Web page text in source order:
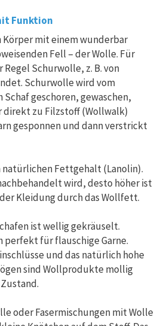
Funktion
Körper mit einem wunderbar
Fell – der Wolle. Für
Schurwolle, z. B. von
Schurwolle wird vom
geschoren, gewaschen,
zu Filzstoff (Wollwalk)
gesponnen und dann verstrickt
natürlichen Fettgehalt (Lanolin).
wird, desto höher ist
Kleidung durch das Wollfett.
ist wellig gekräuselt.
perfekt für flauschige Garne.
und das natürlich hohe
sind Wollprodukte mollig
oder Fasermischungen mit Wolle